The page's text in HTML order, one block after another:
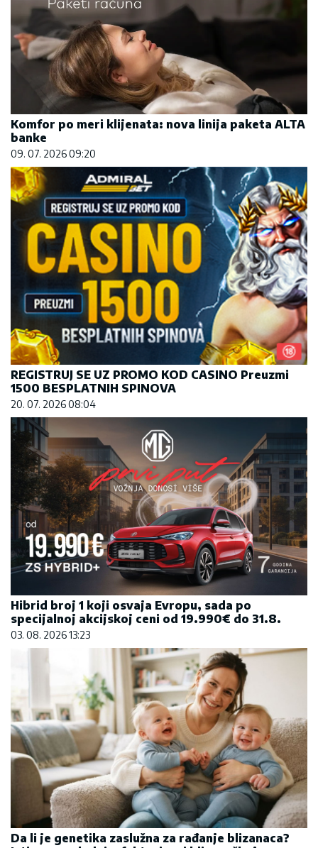
REGISTRUJ SE UZ PROMO KOD CASINO Preuzmi
1500 BESPLATNIH SPINOVA
20. 07. 2026 08:04
Hibrid broj 1 koji osvaja Evropu, sada po
specijalnoj akcijskoj ceni od 19.990€ do 31.8.
03. 08. 2026 13:23
Da li je genetika zaslužna za rađanje blizanaca?
Istina o naslednim faktorima i blizanačkoj
trudnoći
06. 08. 2026 06:38
Evo u kojim banjama važi vaučer od 10.000 dinara
- kompletan spisak destinacija u Srbiji
06. 08. 2026 07:08